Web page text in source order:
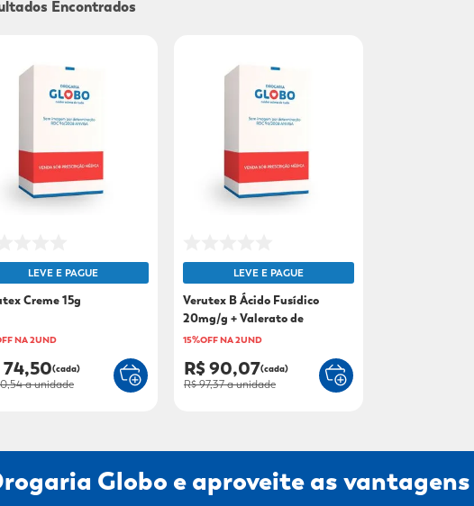
9º
sabonete líquido
LEVE E PAGUE
Creme 15g
NA 2UND
74,50(cada)
a unidade
LEVE E PAGUE
Verutex B Ácido Fusídico
20mg/g + Valerato de
Betametasona 1mg/g Creme
15%OFF NA 2UND
R$ 90,07(cada)
R$ 97,37a unidade
Globo e aproveite as